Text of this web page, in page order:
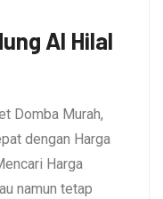
Al Hilal
Domba Murah,
dengan Harga
Harga
namun tetap